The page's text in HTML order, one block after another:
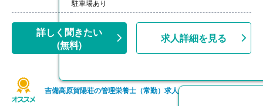
【通勤手当】あり（上限20,000円/月）
績
【退職金】あり※勤続3年以上
駐車場あり
詳しく聞きたい
(無料)
求人詳細を見る
吉備高原賀陽荘の管理栄養士（常勤）求人